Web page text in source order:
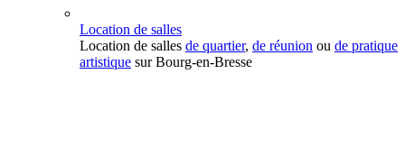
Location de salles
Location de salles de quartier, de réunion ou de pratique
artistique sur Bourg-en-Bresse